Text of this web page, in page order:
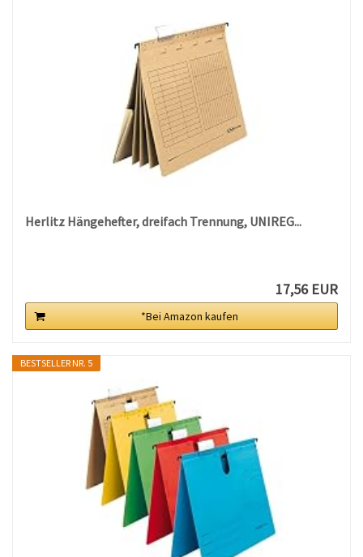
Herlitz Hängehefter, dreifach Trennung, UNIREG...
17,56 EUR
*Bei Amazon kaufen
BESTSELLER NR. 5